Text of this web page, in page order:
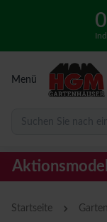
Menü
Suchen Sie nach
Startseite ›